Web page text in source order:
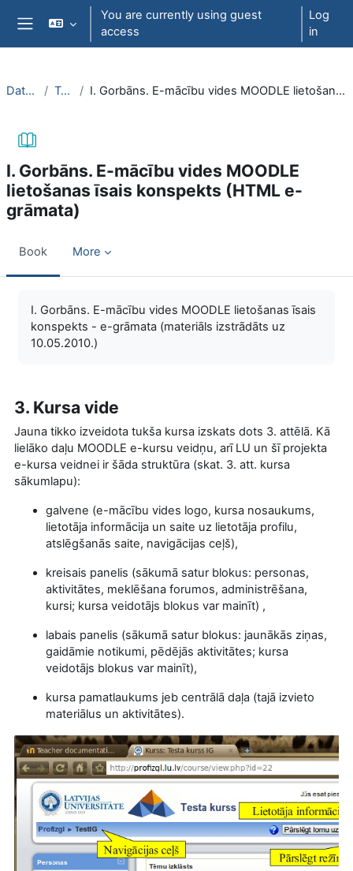
Skip to main content
You are currently using guest
access
Log
in
DatZT003 Topic 2 I. Gorbāns. E-mācību vides MOODLE lietošanas īsais konspekts (HTML e-grāmata)
I. Gorbāns. E-mācību vides MOODLE
lietošanas īsais konspekts (HTML e-
grāmata)
Book More
I. Gorbāns. E-mācību vides MOODLE lietošanas īsais
konspekts - e-grāmata (materiāls izstrādāts uz
10.05.2010.)
3. Kursa vide
Jauna tikko izveidota tukša kursa izskats dots 3. attēlā. Kā
lielāko daļu MOODLE e-kursu veidņu, arī LU un šī projekta
e-kursa veidnei ir šāda struktūra (skat. 3. att. kursa
sākumlapu):
galvene (e-mācību vides logo, kursa nosaukums,
lietotāja informācija un saite uz lietotāja profilu,
atslēgšanās saite, navigācijas ceļš),
kreisais panelis (sākumā satur blokus: personas,
aktivitātes, meklēšana forumos, administrēšana,
kursi; kursa veidotājs blokus var mainīt) ,
labais panelis (sākumā satur blokus: jaunākās ziņas,
gaidāmie notikumi, pēdējās aktivitātes; kursa
veidotājs blokus var mainīt),
kursa pamatlaukums jeb centrālā daļa (tajā izvieto
materiālus un aktivitātes).